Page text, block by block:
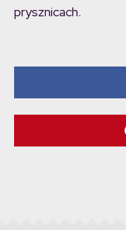
prysznicach.